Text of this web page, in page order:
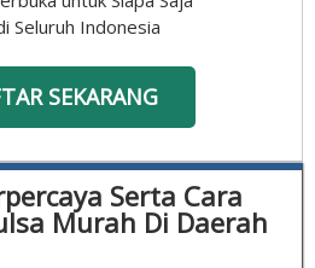
Seluruh Indonesia
SEKARANG
Serta Cara
Murah Di Daerah